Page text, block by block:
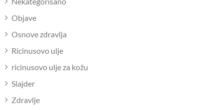
Objave
Osnove zdravlja
Ricinusovo ulje
ricinusovo ulje za kožu
Slajder
Zdravlje